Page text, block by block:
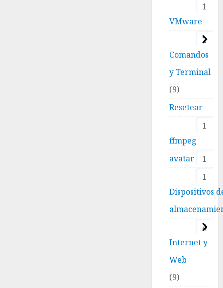
1
VMware
2
Comandos
y Terminal
9
Resetear
1
ffmpeg
1
avatar
1
Dispositivos
4
Internet y
Web
9